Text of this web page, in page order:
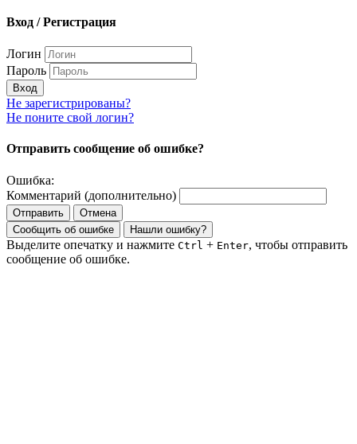
Вход / Регистрация
Логин
Пароль
Вход
Не зарегистрированы?
Не поните свой логин?
Отправить сообщение об ошибке?
Ошибка:
Комментарий (дополнительно)
Отправить
Отмена
Сообщить об ошибке
Нашли ошибку?
Выделите опечатку и нажмите Ctrl + Enter, чтобы отправить
сообщение об ошибке.